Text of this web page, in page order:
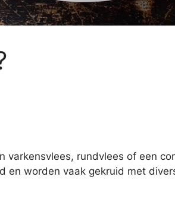
rundvlees of een
worden vaak gekruid met